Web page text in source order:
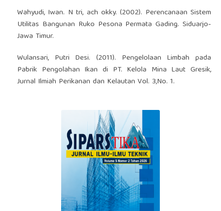
Wahyudi, Iwan. N tri, ach okky. (2002). Perencanaan Sistem
Utilitas Bangunan Ruko Pesona Permata Gading. Siduarjo-
Jawa Timur.
Wulansari, Putri Desi. (2011). Pengelolaan Limbah pada
Pabrik Pengolahan Ikan di PT. Kelola Mina Laut Gresik,
Jurnal Ilmiah Perikanan dan Kelautan Vol. 3,No. 1.